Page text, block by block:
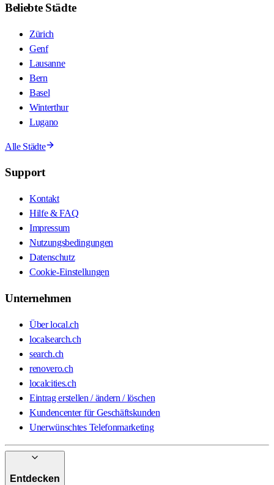
Beliebte Städte
Zürich
Genf
Lausanne
Bern
Basel
Winterthur
Lugano
Alle Städte
Support
Kontakt
Hilfe & FAQ
Impressum
Nutzungsbedingungen
Datenschutz
Cookie-Einstellungen
Unternehmen
Über local.ch
localsearch.ch
search.ch
renovero.ch
localcities.ch
Eintrag erstellen / ändern / löschen
Kundencenter für Geschäftskunden
Unerwünschtes Telefonmarketing
Entdecken